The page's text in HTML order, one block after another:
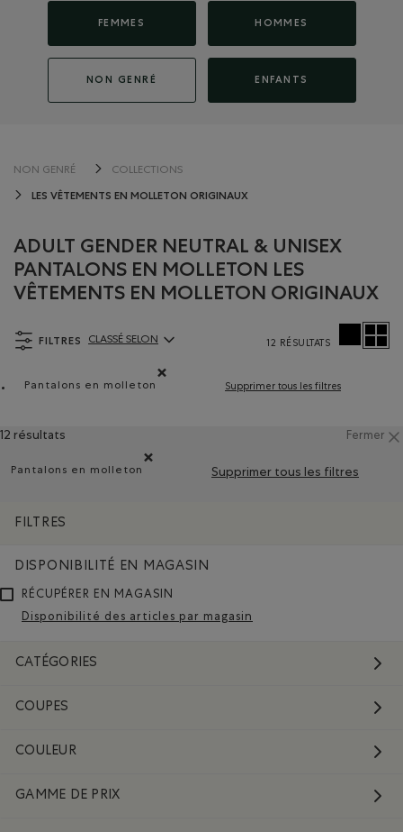
FEMMES HOMMES
NON GENRÉ ENFANTS
NON GENRÉ COLLECTIONS
LES VÊTEMENTS EN MOLLETON ORIGINAUX
ADULT GENDER NEUTRAL & UNISEX
PANTALONS EN MOLLETON LES
VÊTEMENTS EN MOLLETON ORIGINAUX
FILTRES
Pantalons en molleton
Supprimer tous les filtres
ClassÃ© selon Articles:
CLASSÉ SELON 12 RÉSULTATS
12 résultats Fermer
Pantalons en molleton
Supprimer le filtre Classé selon Type de produit :
Supprimer tous les filtres
FILTRES
DISPONIBILITÉ EN MAGASIN
RÉCUPÉRER EN MAGASIN
Disponibilité des articles par magasin
CATÉGORIES
COUPES
COULEUR
GAMME DE PRIX